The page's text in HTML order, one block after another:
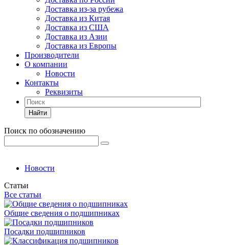
Доставка из-за рубежа
Доставка из Китая
Доставка из США
Доставка из Азии
Доставка из Европы
Производители
О компании
Новости
Контакты
Реквизиты
Найти
Поиск по обозначению
Новости
Статьи
Все статьи
Общие сведения о подшипниках
Посадки подшипников